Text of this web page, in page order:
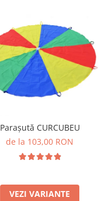
Parașută CURCUBEU
de la 103,00 RON
VEZI VARIANTE